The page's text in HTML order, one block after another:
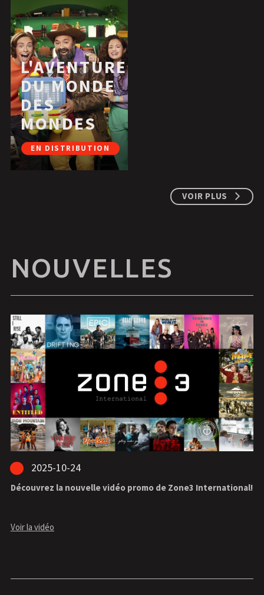
L'AVENTURE
DU MONDE
DES
MONDES
EN DISTRIBUTION
VOIR PLUS
NOUVELLES
2025-10-24
Découvrez la nouvelle vidéo promo de Zone3 International!
Voir la vidéo